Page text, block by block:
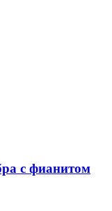
с фианитом